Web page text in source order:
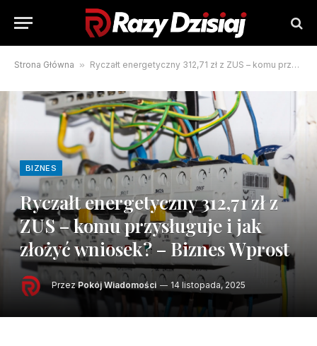
Strona Główna » Ryczałt energetyczny 312,71 zł z ZUS – komu przysługuje i jak złożyć wniosek? – Biznes Wprost
BIZNES
Ryczałt energetyczny 312,71 zł z
ZUS – komu przysługuje i jak
złożyć wniosek? – Biznes Wprost
Przez Pokój Wiadomości 14 listopada, 2025